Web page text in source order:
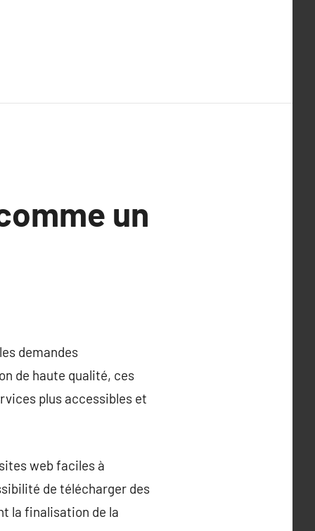
un
demandes
de haute qualité, ces
plus accessibles et
web faciles à
de télécharger des
la finalisation de la